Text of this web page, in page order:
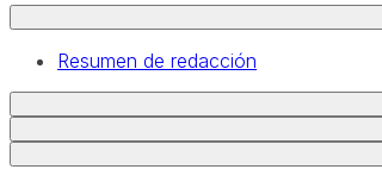
Resumen de redacción